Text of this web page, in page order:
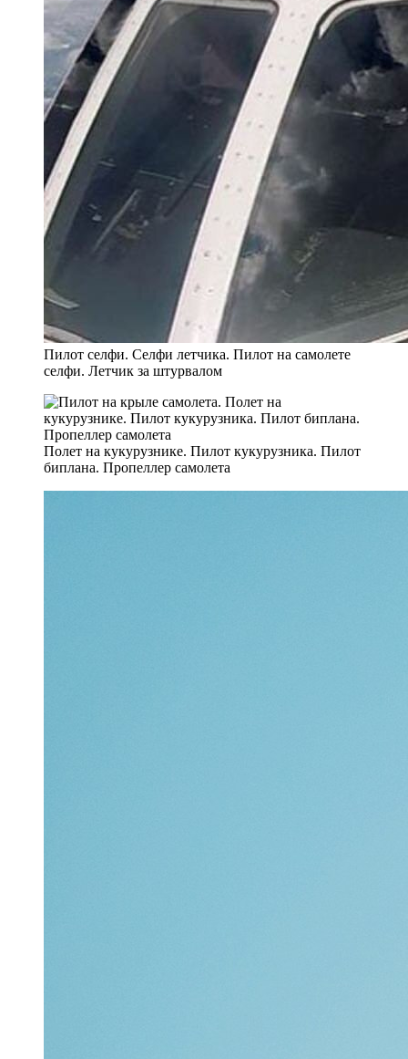
Пилот селфи. Селфи летчика. Пилот на самолете
селфи. Летчик за штурвалом
Полет на кукурузнике. Пилот кукурузника. Пилот
биплана. Пропеллер самолета